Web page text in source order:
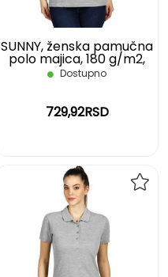
SUNNY, ženska pamučna
polo majica, 180 g/m2,
pepeljasta, L
Dostupno
729,92RSD